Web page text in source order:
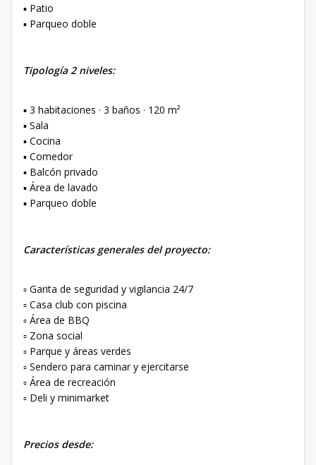
▪️ Patio
▪️ Parqueo doble
Tipología 2 niveles:
▪️ 3 habitaciones · 3 baños · 120 m²
▪️ Sala
▪️ Cocina
▪️ Comedor
▪️ Balcón privado
▪️ Área de lavado
▪️ Parqueo doble
Características generales del proyecto:
▫️ Garita de seguridad y vigilancia 24/7
▫️ Casa club con piscina
▫️ Área de BBQ
▫️ Zona social
▫️ Parque y áreas verdes
▫️ Sendero para caminar y ejercitarse
▫️ Área de recreación
▫️ Deli y minimarket
Precios desde: